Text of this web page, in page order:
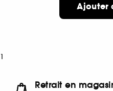
Ajouter
1
Retrait en